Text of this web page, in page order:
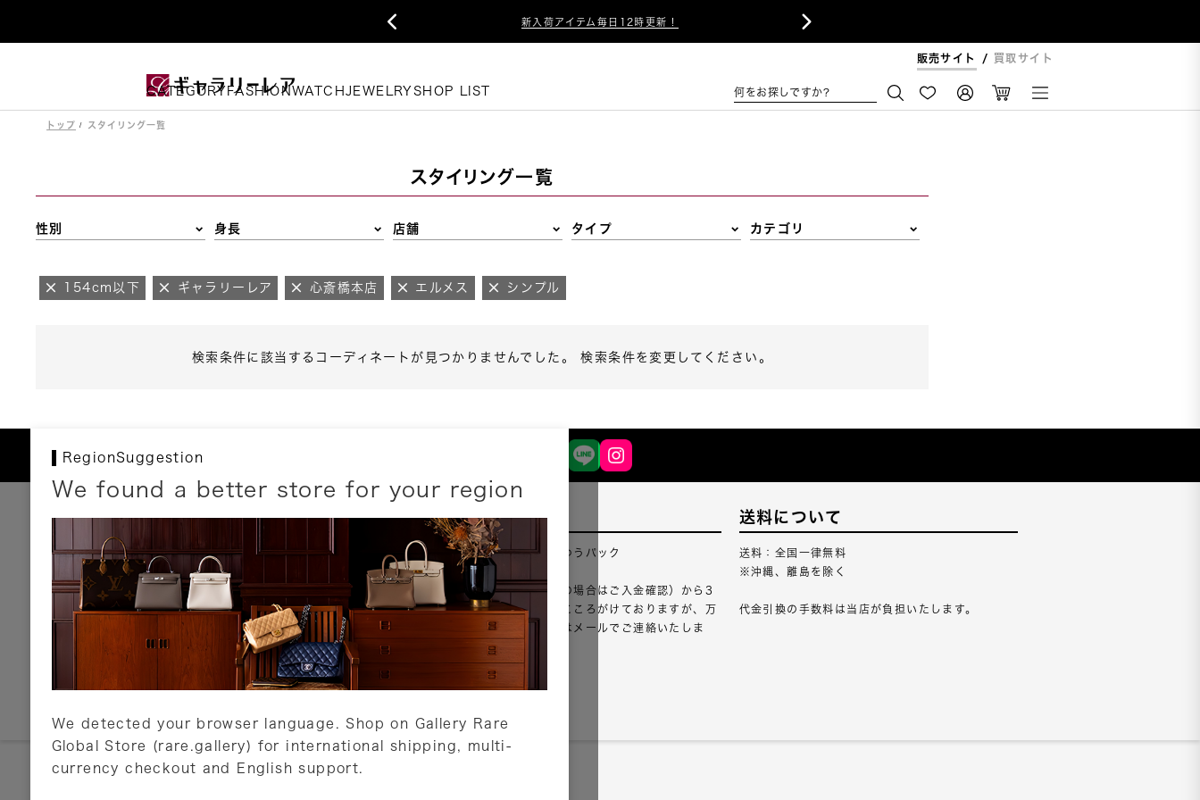
新入荷アイテム毎日12時更新！
 
販売サイト 買取サイト
CATEGORY FASHIONWATCHJEWELRY SHOP LIST 何をお探しですか?
トップ スタイリング一覧
スタイリング一覧
性別 身長 店舗 タイプ カテゴリ
154cm以下 ギャラリーレア 心斎橋本店 エルメス シンプル
検索条件に該当するコーディネートが見つかりませんでした。 検索条件を変更してください。
RegionSuggestion
We found a better store for your region
We detected your browser language. Shop on Gallery Rare
Global Store (rare.gallery) for international shipping, multi-
currency checkout and English support.
お支払いについて
以下のお支払方法が利用可能です。
クレジットカード
ショッピングローン
銀行振込・郵便振替
代金引換
Amazon Pay
PayPay
店頭支払い
詳しくはこちら
配送について
配送業者：佐川急便・ゆうパック
ご注文確認（銀行振込の場合はご入金確認）から3
営業日以内のご出荷をこころがけておりますが、万
が一出荷が遅れる場合はメールでご連絡いたしま
詳しくはこちら
送料について
送料：全国一律無料
※沖縄、離島を除く
代金引換の手数料は当店が負担いたします。